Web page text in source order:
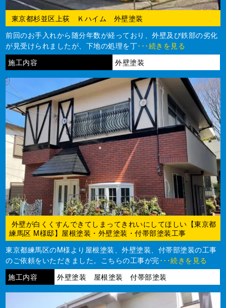
東京都杉並区上荻 Ｋハイム 外壁塗装
前回のお手入れから随分年数が経っており、外壁及び鉄部の劣化
が見受けられましたが、下地の処理を丁･･･続きを見る
施工内容
外壁塗装
外壁が白くくすんできてしまってきれいにしてほしい【東京都
練馬区 M様邸】屋根塗装・外壁塗装・付帯部塗装工事
東京都練馬区のM様より屋根塗装、外壁塗装、付帯部塗装の工事
のご依頼をいただきました。こちらの工事が完･･･続きを見る
施工内容
外壁塗装 屋根塗装 付帯部塗装